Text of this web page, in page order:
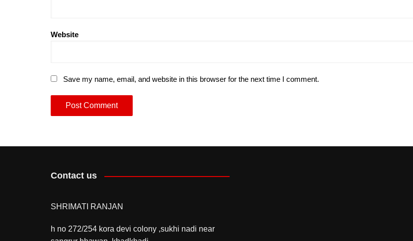
Website
Save my name, email, and website in this browser for the next time I comment.
Contact us
SHRIMATI RANJAN
h no 272/254 kora devi colony ,sukhi nadi near